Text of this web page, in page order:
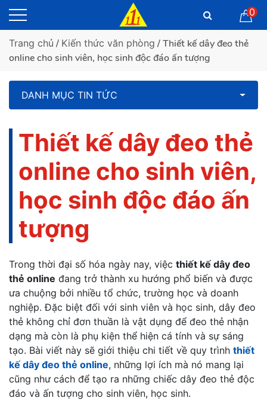
0
Trang chủ / Kiến thức văn phòng / Thiết kế dây đeo thẻ
online cho sinh viên, học sinh độc đáo ấn tượng
DANH MỤC TIN TỨC
Thiết kế dây đeo thẻ
online cho sinh viên,
học sinh độc đáo ấn
tượng
Trong thời đại số hóa ngày nay, việc thiết kế dây đeo
thẻ online đang trở thành xu hướng phổ biến và được
ưa chuộng bởi nhiều tổ chức, trường học và doanh
nghiệp. Đặc biệt đối với sinh viên và học sinh, dây đeo
thẻ không chỉ đơn thuần là vật dụng để đeo thẻ nhận
dạng mà còn là phụ kiện thể hiện cá tính và sự sáng
tạo. Bài viết này sẽ giới thiệu chi tiết về quy trình thiết
kế dây đeo thẻ online, những lợi ích mà nó mang lại
cũng như cách để tạo ra những chiếc dây đeo thẻ độc
đáo và ấn tượng cho sinh viên, học sinh.